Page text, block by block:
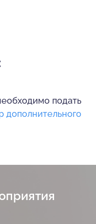
подать
дополнительного